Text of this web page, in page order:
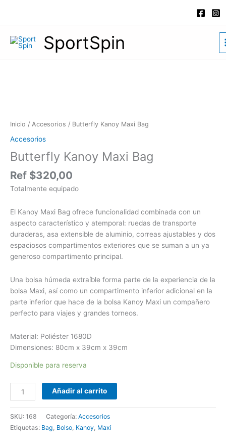
contenido
SportSpin
Inicio / Accesorios / Butterfly Kanoy Maxi Bag
Accesorios
Butterfly Kanoy Maxi Bag
Ref $320,00
Totalmente equipado
El Kanoy Maxi Bag ofrece funcionalidad combinada con un
aspecto característico y atemporal: ruedas de transporte
duraderas, asa extensible de aluminio, correas ajustables y dos
espaciosos compartimentos exteriores que se suman a un ya
generoso compartimento principal.
Una bolsa húmeda extraíble forma parte de la experiencia de la
bolsa Maxi, así como un compartimento inferior adicional en la
parte inferior que hace de la bolsa Kanoy Maxi un compañero
perfecto para viajes y grandes torneos.
Material: Poliéster 1680D
Dimensiones: 80cm x 39cm x 39cm
Disponible para reserva
Añadir al carrito
SKU: 168 Categoría: Accesorios
Etiquetas: Bag, Bolso, Kanoy, Maxi